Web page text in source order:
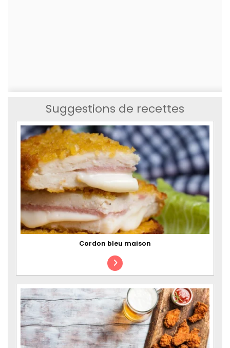
Suggestions de recettes
Cordon bleu maison